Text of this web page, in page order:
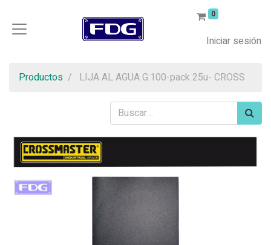
0
Iniciar sesión
Productos LIJA AL AGUA G:100-pack 25u- CROSS